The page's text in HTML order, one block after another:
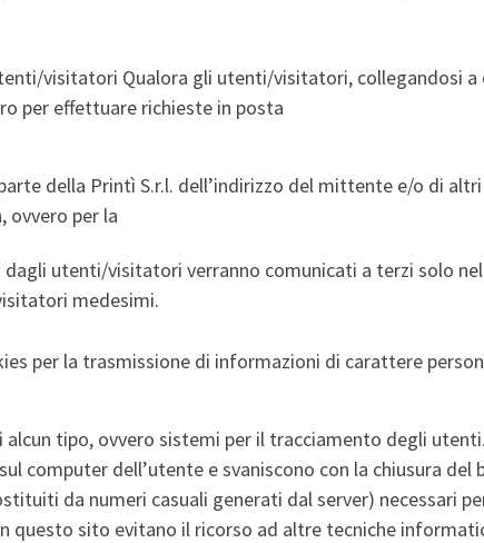
visitatori Qualora gli utenti/visitatori, collegandosi a
per effettuare richieste in posta
della Printì S.r.l. dell’indirizzo del mittente e/o di
ovvero per la
utenti/visitatori verranno comunicati a terzi solo nel
medesimi.
per la trasmissione di informazioni di carattere
tipo, ovvero sistemi per il tracciamento degli
computer dell’utente e svaniscono con la chiusura
da numeri casuali generati dal server) necessari
questo sito evitano il ricorso ad altre tecniche